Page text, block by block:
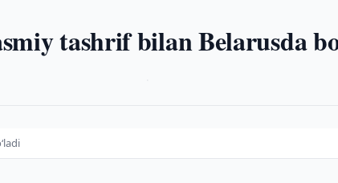
tashrif bilan Belarusda